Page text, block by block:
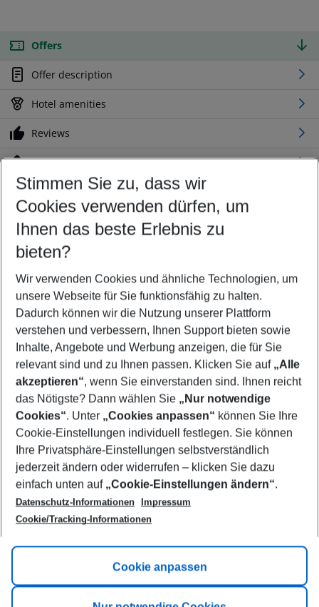
Offers
Offer description
Hotel amenities
Reviews
Location
Customize your offer
Find the perfect deal which suits your best
Your departure airport
Any airport
Select your date range
09/08/26–07/08/27 5-8 nights
Who will travel
2 adults No children
Show more filter
Footer
Footer navigation
Title A
Link A
Stimmen Sie zu, dass wir
Cookies verwenden dürfen, um
Ihnen das beste Erlebnis zu
bieten?
Wir verwenden Cookies und ähnliche Technologien, um
unsere Webseite für Sie funktionsfähig zu halten.
Dadurch können wir die Nutzung unserer Plattform
verstehen und verbessern, Ihnen Support bieten sowie
Inhalte, Angebote und Werbung anzeigen, die für Sie
relevant sind und zu Ihnen passen. Klicken Sie auf „Alle
akzeptieren“, wenn Sie einverstanden sind. Ihnen reicht
das Nötigste? Dann wählen Sie „Nur notwendige
Cookies“. Unter „Cookies anpassen“ können Sie Ihre
Cookie-Einstellungen individuell festlegen. Sie können
Ihre Privatsphäre-Einstellungen selbstverständlich
jederzeit ändern oder widerrufen – klicken Sie dazu
einfach unten auf „Cookie-Einstellungen ändern“.
Datenschutz-Informationen
Impressum
Cookie/Tracking-Informationen
Cookie anpassen